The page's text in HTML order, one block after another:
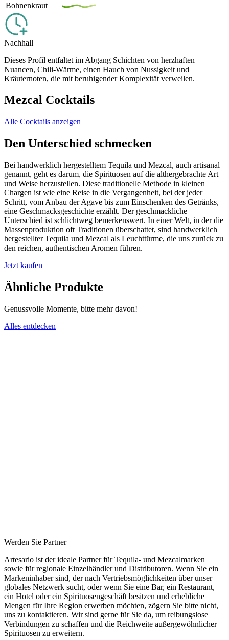
Bohnenkraut
Nachhall
Dieses Profil entfaltet im Abgang Schichten von herzhaften
Nuancen, Chili-Wärme, einen Hauch von Nussigkeit und
Kräuternoten, die mit beruhigender Komplexität verweilen.
Mezcal Cocktails
Alle Cocktails anzeigen
Den Unterschied schmecken
Bei handwerklich hergestelltem Tequila und Mezcal, auch artisanal
genannt, geht es darum, die Spirituosen auf die althergebrachte Art
und Weise herzustellen. Diese traditionelle Methode in kleinen
Chargen ist wie eine Reise in die Vergangenheit, bei der jeder
Schritt, vom Anbau der Agave bis zum Einschenken des Getränks,
eine Geschmacksgeschichte erzählt. Der geschmackliche
Unterschied ist schlichtweg bemerkenswert. In einer Welt, in der die
Massenproduktion oft Traditionen überschattet, sind handwerklich
hergestellter Tequila und Mezcal als Leuchttürme, die uns zurück zu
den reichen, authentischen Aromen führen.
Jetzt kaufen
Ähnliche Produkte
Genussvolle Momente, bitte mehr davon!
Alles entdecken
Werden Sie Partner
Artesario ist der ideale Partner für Tequila- und Mezcalmarken
sowie für regionale Einzelhändler und Distributoren. Wenn Sie ein
Markeninhaber sind, der nach Vertriebsmöglichkeiten über unser
globales Netzwerk sucht, oder wenn Sie eine Bar, ein Restaurant,
ein Hotel oder ein Spirituosengeschäft besitzen und erhebliche
Mengen für Ihre Region erwerben möchten, zögern Sie bitte nicht,
uns zu kontaktieren. Wir sind gerne für Sie da, um reibungslose
Verbindungen zu schaffen und die Reichweite außergewöhnlicher
Spirituosen zu erweitern.